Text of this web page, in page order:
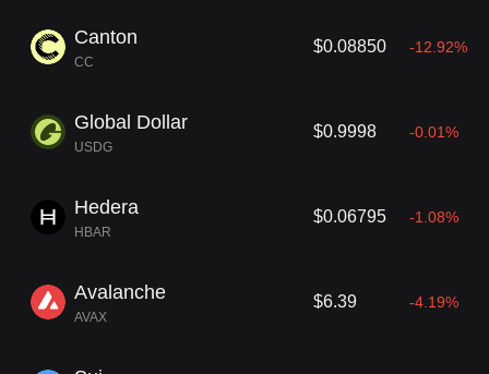
Canton
CC
$0.08850 -12.92%
Global Dollar
USDG
$0.9998 -0.01%
Hedera
HBAR
$0.06795 -1.08%
Avalanche
AVAX
$6.39 -4.19%